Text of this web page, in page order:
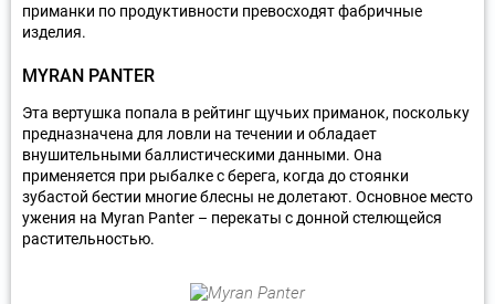
приманки по продуктивности превосходят фабричные
изделия.
MYRAN PANTER
Эта вертушка попала в рейтинг щучьих приманок, поскольку
предназначена для ловли на течении и обладает
внушительными баллистическими данными. Она
применяется при рыбалке с берега, когда до стоянки
зубастой бестии многие блесны не долетают. Основное место
ужения на Myran Panter – перекаты с донной стелющейся
растительностью.